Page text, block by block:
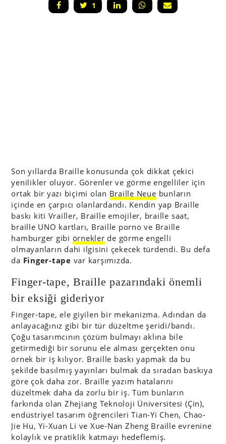
1
Son yıllarda Braille konusunda çok dikkat çekici
yenilikler oluyor. Görenler ve görme engelliler için
ortak bir yazı biçimi olan Braille Neue bunların
içinde en çarpıcı olanlardandı. Kendin yap Braille
baskı kiti Vrailler, Braille emojiler, braille saat,
braille UNO kartları, Braille porno ve Braille
hamburger gibi örnekler de görme engelli
olmayanların dahi ilgisini çekecek türdendi. Bu defa
da Finger-tape var karşımızda.
Finger-tape, Braille pazarındaki önemli
bir eksiği gideriyor
Finger-tape, ele giyilen bir mekanizma. Adından da
anlayacağınız gibi bir tür düzeltme şeridi/bandı.
Çoğu tasarımcının çözüm bulmayı aklına bile
getirmediği bir sorunu ele alması gerçekten onu
örnek bir iş kılıyor. Braille baskı yapmak da bu
şekilde basılmış yayınları bulmak da sıradan baskıya
göre çok daha zor. Braille yazım hatalarını
düzeltmek daha da zorlu bir iş. Tüm bunların
farkında olan Zhejiang Teknoloji Üniversitesi (Çin),
endüstriyel tasarım öğrencileri Tian-Yi Chen, Chao-
Jie Hu, Yi-Xuan Li ve Xue-Nan Zheng Braille evrenine
kolaylık ve pratiklik katmayı hedeflemiş.